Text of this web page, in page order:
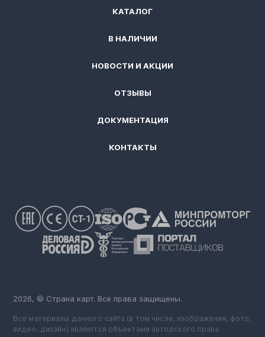
КАТАЛОГ
В НАЛИЧИИ
НОВОСТИ И АКЦИИ
ОТЗЫВЫ
ДОКУМЕНТАЦИЯ
КОНТАКТЫ
2026, © Страна карт. Все права защищены.
Все материалы данного сайта (в том числе, изображения, фото,
видео, дизайн) являются объектами авторского права